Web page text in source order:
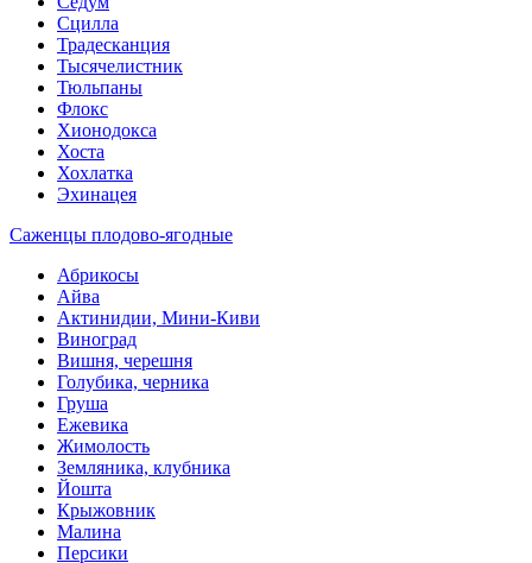
Сцилла
Традесканция
Тысячелистник
Тюльпаны
Флокс
Хионодокса
Хоста
Хохлатка
Эхинацея
Саженцы плодово-ягодные
Абрикосы
Айва
Актинидии, Мини-Киви
Виноград
Вишня, черешня
Голубика, черника
Груша
Ежевика
Жимолость
Земляника, клубника
Йошта
Крыжовник
Малина
Персики